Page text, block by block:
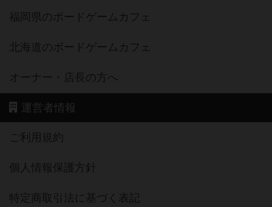
福岡県のボードゲームカフェ
北海道のボードゲームカフェ
オーナー・店長の方へ
運営者情報
ご利用規約
個人情報保護方針
特定商取引法に基づく表記